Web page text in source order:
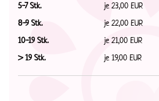
5-7 Stk.
je 23,00 EUR
8-9 Stk.
je 22,00 EUR
10-19 Stk.
je 21,00 EUR
> 19 Stk.
je 19,00 EUR